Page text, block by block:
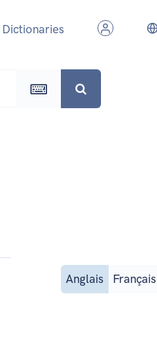
Dictionaries
Anglais Français